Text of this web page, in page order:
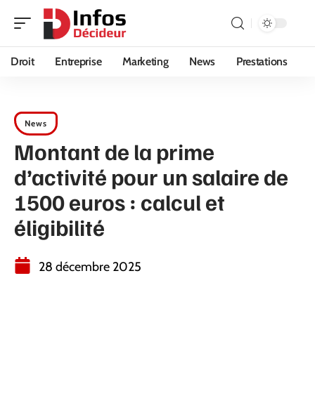
Droit Entreprise Marketing News Prestations
News
Montant de la prime
d’activité pour un salaire de
1500 euros : calcul et
éligibilité
28 décembre 2025